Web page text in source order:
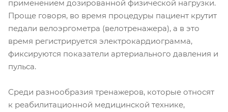
применением дозированной физической нагрузки.
Проще говоря, во время процедуры пациент крутит
педали велоэргометра (велотренажера), а в это
время регистрируется электрокардиограмма,
фиксируются показатели артериального давления и
пульса.
Среди разнообразия тренажеров, которые относят
к реабилитационной медицинской технике,